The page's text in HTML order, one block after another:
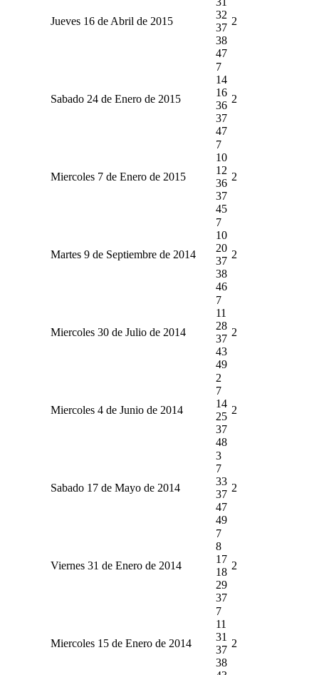
Jueves 16 de Abril de 2015
32
37
38
47
2
Sabado 24 de Enero de 2015
7
14
16
36
37
47
2
Miercoles 7 de Enero de 2015
7
10
12
36
37
45
2
Martes 9 de Septiembre de 2014
7
10
20
37
38
46
2
Miercoles 30 de Julio de 2014
7
11
28
37
43
49
2
Miercoles 4 de Junio de 2014
2
7
14
25
37
48
2
Sabado 17 de Mayo de 2014
3
7
33
37
47
49
2
Viernes 31 de Enero de 2014
7
8
17
18
29
37
2
Miercoles 15 de Enero de 2014
7
11
31
37
38
2